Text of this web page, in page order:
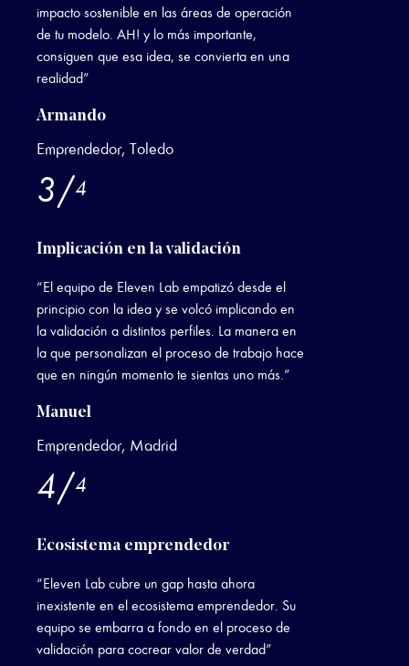
impacto sostenible en las áreas de operación
de tu modelo. AH! y lo más importante,
consiguen que esa idea, se convierta en una
realidad”
Armando
Emprendedor, Toledo
3/4
Implicación en la validación
“El equipo de Eleven Lab empatizó desde el
principio con la idea y se volcó implicando en
la validación a distintos perfiles. La manera en
la que personalizan el proceso de trabajo hace
que en ningún momento te sientas uno más.”
Manuel
Emprendedor, Madrid
4/4
Ecosistema emprendedor
“Eleven Lab cubre un gap hasta ahora
inexistente en el ecosistema emprendedor. Su
equipo se embarra a fondo en el proceso de
validación para cocrear valor de verdad”